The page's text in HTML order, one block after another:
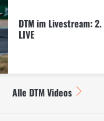
DTM im Livestream:
LIVE
Alle DTM Videos